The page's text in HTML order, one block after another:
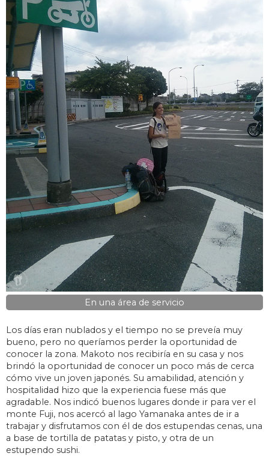
En una área de servicio
Los días eran nublados y el tiempo no se preveía muy
bueno, pero no queríamos perder la oportunidad de
conocer la zona. Makoto nos recibiría en su casa y nos
brindó la oportunidad de conocer un poco más de cerca
cómo vive un joven japonés. Su amabilidad, atención y
hospitalidad hizo que la experiencia fuese más que
agradable. Nos indicó buenos lugares donde ir para ver el
monte Fuji, nos acercó al lago Yamanaka antes de ir a
trabajar y disfrutamos con él de dos estupendas cenas, una
a base de tortilla de patatas y pisto, y otra de un
estupendo sushi.